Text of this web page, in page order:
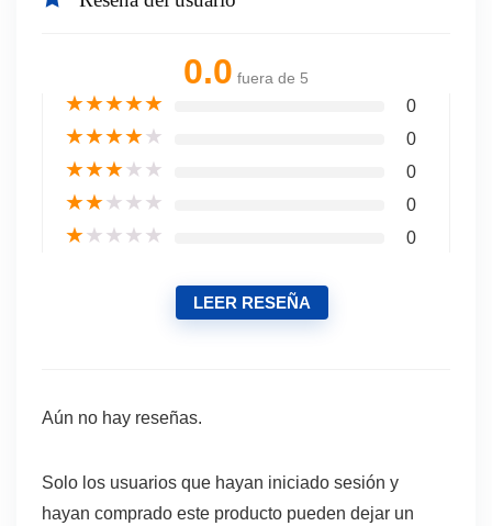
0.0 fuera de 5
★★★★★ 0
★★★★★ 0
★★★★★ 0
★★★★★ 0
★★★★★ 0
LEER RESEÑA
Aún no hay reseñas.
Solo los usuarios que hayan iniciado sesión y
hayan comprado este producto pueden dejar un